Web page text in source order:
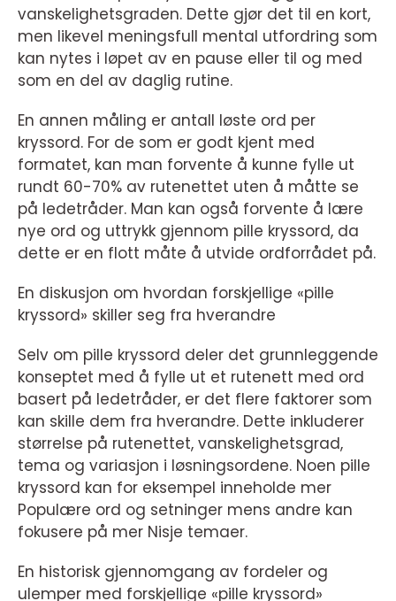
vanskelighetsgraden. Dette gjør det til en kort,
men likevel meningsfull mental utfordring som
kan nytes i løpet av en pause eller til og med
som en del av daglig rutine.
En annen måling er antall løste ord per
kryssord. For de som er godt kjent med
formatet, kan man forvente å kunne fylle ut
rundt 60-70% av rutenettet uten å måtte se
på ledetråder. Man kan også forvente å lære
nye ord og uttrykk gjennom pille kryssord, da
dette er en flott måte å utvide ordforrådet på.
En diskusjon om hvordan forskjellige «pille
kryssord» skiller seg fra hverandre
Selv om pille kryssord deler det grunnleggende
konseptet med å fylle ut et rutenett med ord
basert på ledetråder, er det flere faktorer som
kan skille dem fra hverandre. Dette inkluderer
størrelse på rutenettet, vanskelighetsgrad,
tema og variasjon i løsningsordene. Noen pille
kryssord kan for eksempel inneholde mer
Populære ord og setninger mens andre kan
fokusere på mer Nisje temaer.
En historisk gjennomgang av fordeler og
ulemper med forskjellige «pille kryssord»